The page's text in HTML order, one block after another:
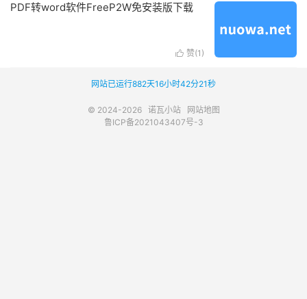
PDF转word软件FreeP2W免安装版下载
 赞(1 )
网站已运行882天16小时42分21秒
© 2024-2026 诺瓦小站
网站地图
鲁ICP备2021043407号-3